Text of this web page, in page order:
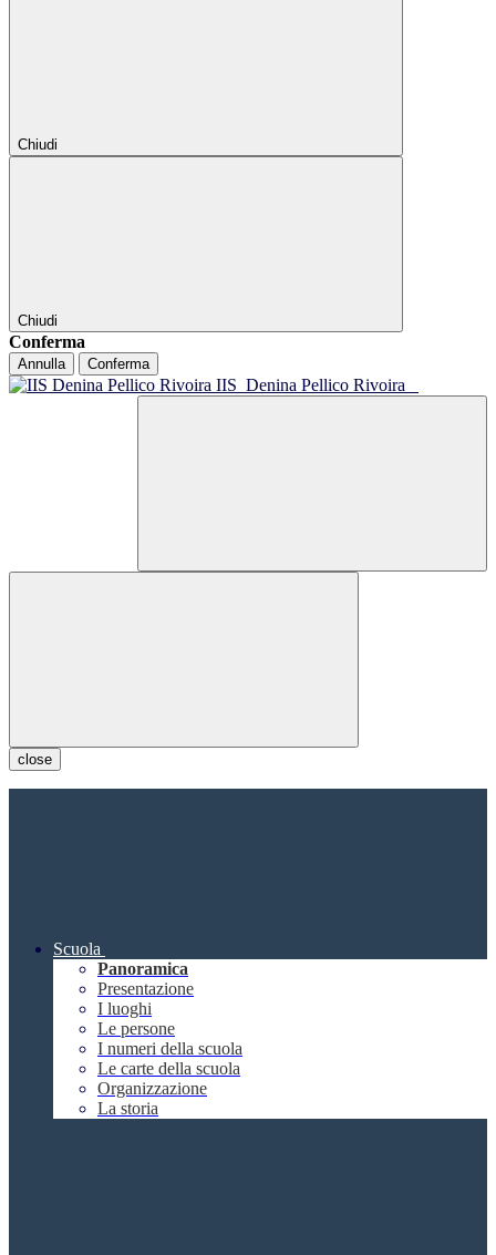
Chiudi
Chiudi
Conferma
Annulla Conferma
IIS Denina Pellico Rivoira
close
Scuola
Panoramica
Presentazione
I luoghi
Le persone
I numeri della scuola
Le carte della scuola
Organizzazione
La storia